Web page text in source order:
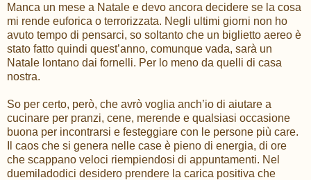
Manca un mese a Natale e devo ancora decidere se la cosa
mi rende euforica o terrorizzata. Negli ultimi giorni non ho
avuto tempo di pensarci, so soltanto che un biglietto aereo è
stato fatto quindi quest’anno, comunque vada, sarà un
Natale lontano dai fornelli. Per lo meno da quelli di casa
nostra.
So per certo, però, che avrò voglia anch’io di aiutare a
cucinare per pranzi, cene, merende e qualsiasi occasione
buona per incontrarsi e festeggiare con le persone più care.
Il caos che si genera nelle case è pieno di energia, di ore
che scappano veloci riempiendosi di appuntamenti. Nel
duemiladodici desidero prendere la carica positiva che